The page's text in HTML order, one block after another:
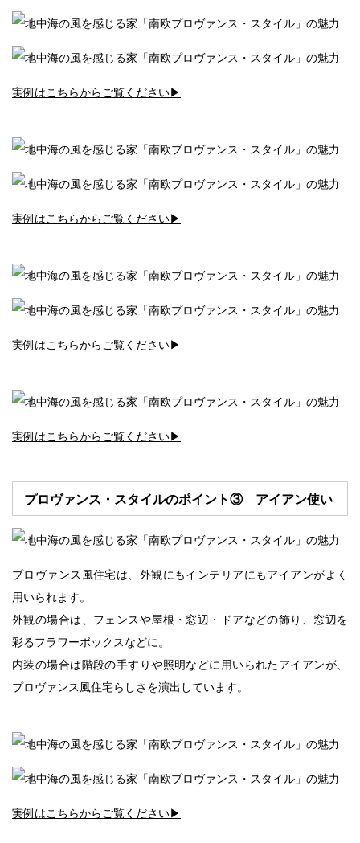
実例はこちらからご覧ください▶︎
実例はこちらからご覧ください▶︎
実例はこちらからご覧ください▶︎
実例はこちらからご覧ください▶︎
プロヴァンス・スタイルのポイント③ アイアン使い
プロヴァンス風住宅は、外観にもインテリアにもアイアンがよく
用いられます。
外観の場合は、フェンスや屋根・窓辺・ドアなどの飾り、窓辺を
彩るフラワーボックスなどに。
内装の場合は階段の手すりや照明などに用いられたアイアンが、
プロヴァンス風住宅らしさを演出しています。
実例はこちらからご覧ください▶︎